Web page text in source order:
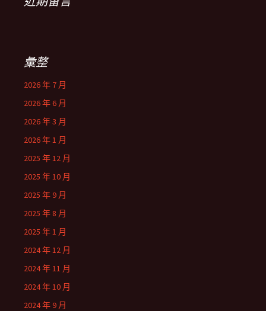
彙整
2026 年 7 月
2026 年 6 月
2026 年 3 月
2026 年 1 月
2025 年 12 月
2025 年 10 月
2025 年 9 月
2025 年 8 月
2025 年 1 月
2024 年 12 月
2024 年 11 月
2024 年 10 月
2024 年 9 月